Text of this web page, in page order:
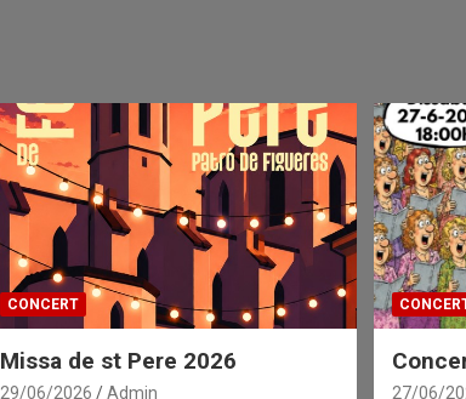
CONCERT
Missa de st Pere 2026
29/06/2026 Admin 27/06/